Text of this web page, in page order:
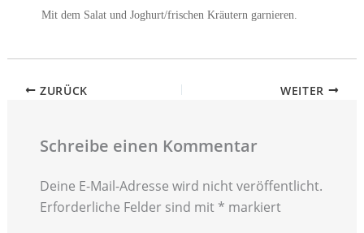
Mit dem Salat und Joghurt/frischen Kräutern garnieren.
ZURÜCK WEITER
Schreibe einen Kommentar
Deine E-Mail-Adresse wird nicht veröffentlicht.
Erforderliche Felder sind mit * markiert